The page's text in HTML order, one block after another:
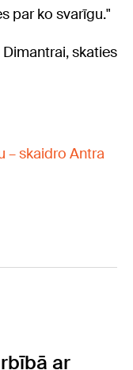
par ko svarīgu."
skaties
– skaidro Antra
ar